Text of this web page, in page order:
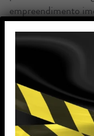
empreendimento
recursos públicos
Neste caso
Minas Gerais
Ministério Público,
social, o que foi
Tribunal de Justiça